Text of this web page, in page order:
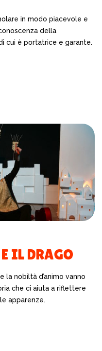
in modo piacevole e
della
cui è portatrice e garante.
IL DRAGO
la nobiltà d’animo vanno
che ci aiuta a riflettere
apparenze.